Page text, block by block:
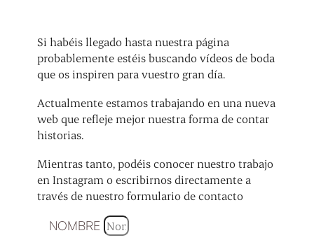
Si habéis llegado hasta nuestra página
probablemente estéis buscando vídeos de boda
que os inspiren para vuestro gran día.
Actualmente estamos trabajando en una nueva
web que refleje mejor nuestra forma de contar
historias.
Mientras tanto, podéis conocer nuestro trabajo
en Instagram o escribirnos directamente a
través de nuestro formulario de contacto
NOMBRE